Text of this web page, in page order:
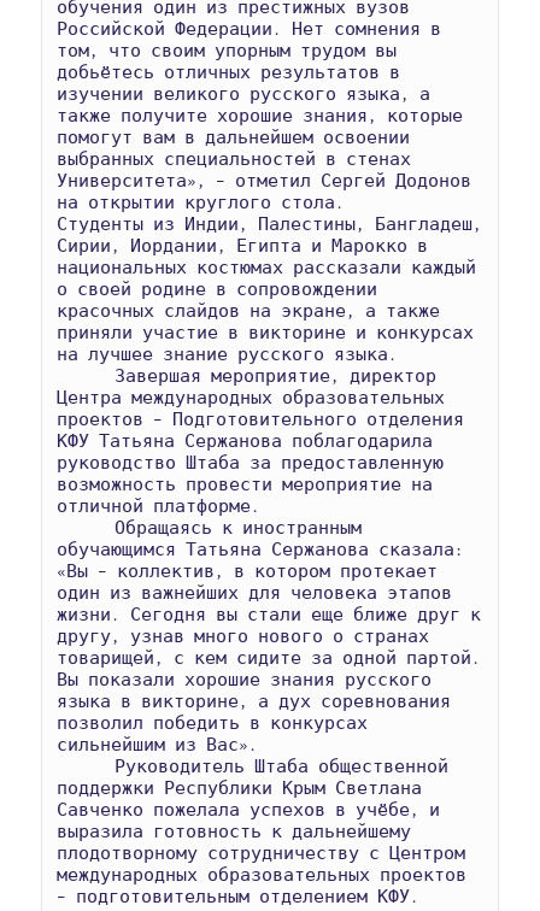
обучения один из престижных вузов
Российской Федерации. Нет сомнения в
том, что своим упорным трудом вы
добьётесь отличных результатов в
изучении великого русского языка, а
также получите хорошие знания, которые
помогут вам в дальнейшем освоении
выбранных специальностей в стенах
Университета», – отметил Сергей Додонов
на открытии круглого стола.
Студенты из Индии, Палестины, Бангладеш,
Сирии, Иордании, Египта и Марокко в
национальных костюмах рассказали каждый
о своей родине в сопровождении
красочных слайдов на экране, а также
приняли участие в викторине и конкурсах
на лучшее знание русского языка.
Центра международных образовательных
проектов – Подготовительного отделения
КФУ Татьяна Сержанова поблагодарила
руководство Штаба за предоставленную
возможность провести мероприятие на
отличной платформе.
      Обращаясь к иностранным
обучающимся Татьяна Сержанова сказала:
«Вы – коллектив, в котором протекает
один из важнейших для человека этапов
жизни. Сегодня вы стали еще ближе друг к
другу, узнав много нового о странах
товарищей, с кем сидите за одной партой.
Вы показали хорошие знания русского
языка в викторине, а дух соревнования
позволил победить в конкурсах
сильнейшим из Вас».
поддержки Республики Крым Светлана
Савченко пожелала успехов в учёбе, и
выразила готовность к дальнейшему
плодотворному сотрудничеству с Центром
международных образовательных проектов
– подготовительным отделением КФУ.